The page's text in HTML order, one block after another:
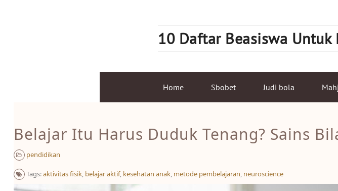
10 Daftar Beasiswa Untuk
Home Sbobet Judi bola
Belajar Itu Harus Duduk Tenang? Sains
pendidikan
Tags:aktivitas fisik, belajar aktif, kesehatan anak, metode pembelajaran, neuroscience